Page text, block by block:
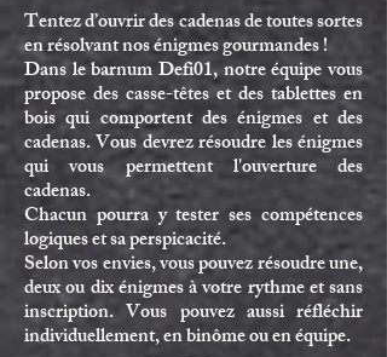
Tentez d’ouvrir des cadenas de toutes sortes
en résolvant nos énigmes gourmandes !
Dans le barnum Defi01, notre équipe vous
propose des casse-têtes et des tablettes en
bois qui comportent des énigmes et des
cadenas. Vous devrez résoudre les énigmes
qui vous permettent l'ouverture des
cadenas.
Chacun pourra y tester ses compétences
logiques et sa perspicacité.
Selon vos envies, vous pouvez résoudre une,
deux ou dix énigmes à votre rythme et sans
inscription. Vous pouvez aussi réfléchir
individuellement, en binôme ou en équipe.